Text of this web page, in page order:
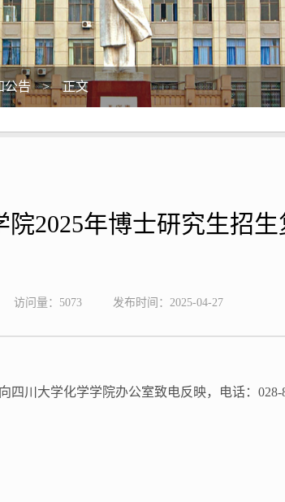
公告 > 正文
院2025年博士研究生招
访问量： 5073 发布时间：2025-04-27
四川大学化学学院办公室致电反映，电话：028-